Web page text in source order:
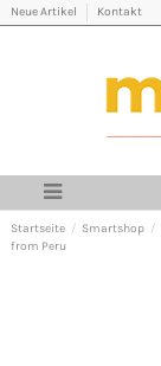
Neue Artikel Kontakt
Startseite Smartshop
from Peru